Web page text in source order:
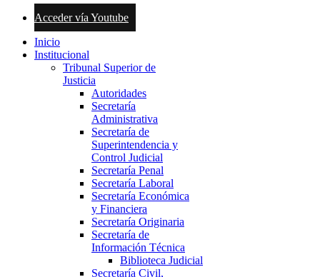
Acceder vía Youtube
Inicio
Institucional
Tribunal Superior de
Justicia
Autoridades
Secretaría
Administrativa
Secretaría de
Superintendencia y
Control Judicial
Secretaría Penal
Secretaría Laboral
Secretaría Económica
y Financiera
Secretaría Originaria
Secretaría de
Información Técnica
Biblioteca Judicial
Secretaría Civil,